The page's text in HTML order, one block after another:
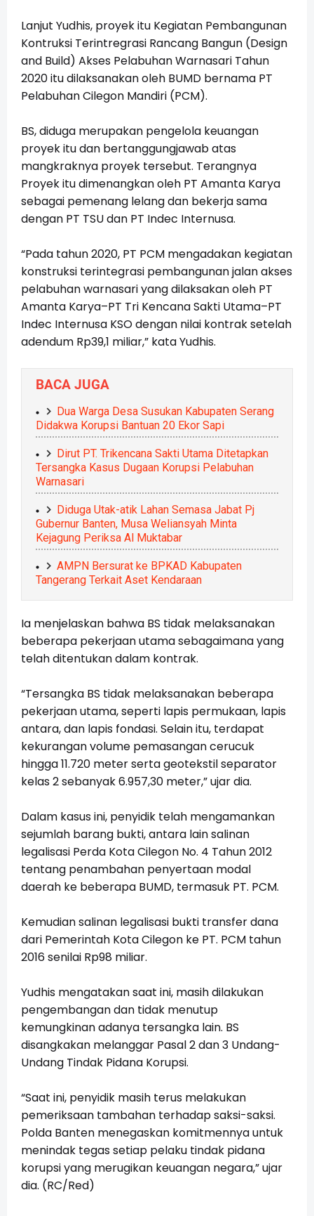
Lanjut Yudhis, proyek itu Kegiatan Pembangunan
Kontruksi Terintregrasi Rancang Bangun (Design
and Build) Akses Pelabuhan Warnasari Tahun
2020 itu dilaksanakan oleh BUMD bernama PT
Pelabuhan Cilegon Mandiri (PCM).
BS, diduga merupakan pengelola keuangan
proyek itu dan bertanggungjawab atas
mangkraknya proyek tersebut. Terangnya
Proyek itu dimenangkan oleh PT Amanta Karya
sebagai pemenang lelang dan bekerja sama
dengan PT TSU dan PT Indec Internusa.
“Pada tahun 2020, PT PCM mengadakan kegiatan
konstruksi terintegrasi pembangunan jalan akses
pelabuhan warnasari yang dilaksakan oleh PT
Amanta Karya–PT Tri Kencana Sakti Utama–PT
Indec Internusa KSO dengan nilai kontrak setelah
adendum Rp39,1 miliar,” kata Yudhis.
BACA JUGA
Dua Warga Desa Susukan Kabupaten Serang
Didakwa Korupsi Bantuan 20 Ekor Sapi
Dirut PT. Trikencana Sakti Utama Ditetapkan
Tersangka Kasus Dugaan Korupsi Pelabuhan
Warnasari
Diduga Utak-atik Lahan Semasa Jabat Pj
Gubernur Banten, Musa Weliansyah Minta
Kejagung Periksa Al Muktabar
AMPN Bersurat ke BPKAD Kabupaten
Tangerang Terkait Aset Kendaraan
Ia menjelaskan bahwa BS tidak melaksanakan
beberapa pekerjaan utama sebagaimana yang
telah ditentukan dalam kontrak.
“Tersangka BS tidak melaksanakan beberapa
pekerjaan utama, seperti lapis permukaan, lapis
antara, dan lapis fondasi. Selain itu, terdapat
kekurangan volume pemasangan cerucuk
hingga 11.720 meter serta geotekstil separator
kelas 2 sebanyak 6.957,30 meter,” ujar dia.
Dalam kasus ini, penyidik telah mengamankan
sejumlah barang bukti, antara lain salinan
legalisasi Perda Kota Cilegon No. 4 Tahun 2012
tentang penambahan penyertaan modal
daerah ke beberapa BUMD, termasuk PT. PCM.
Kemudian salinan legalisasi bukti transfer dana
dari Pemerintah Kota Cilegon ke PT. PCM tahun
2016 senilai Rp98 miliar.
Yudhis mengatakan saat ini, masih dilakukan
pengembangan dan tidak menutup
kemungkinan adanya tersangka lain. BS
disangkakan melanggar Pasal 2 dan 3 Undang-
Undang Tindak Pidana Korupsi.
“Saat ini, penyidik masih terus melakukan
pemeriksaan tambahan terhadap saksi-saksi.
Polda Banten menegaskan komitmennya untuk
menindak tegas setiap pelaku tindak pidana
korupsi yang merugikan keuangan negara,” ujar
dia. (RC/Red)